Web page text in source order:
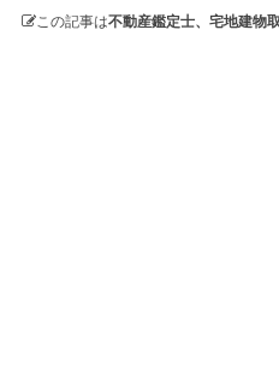
この記事は不動産鑑定士、宅地建物